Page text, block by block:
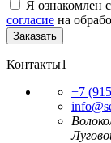
Я ознакомлен с
согласие на
Контакты1
+7